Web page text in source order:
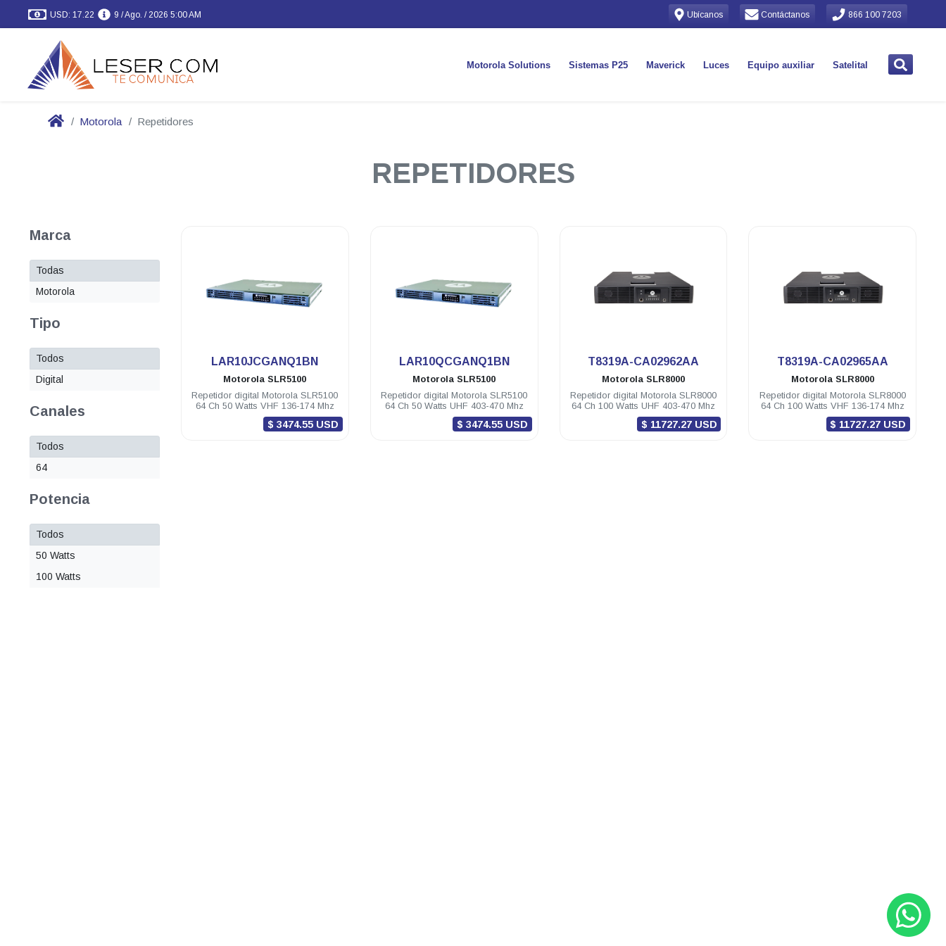
USD: 17.22 9 / Ago. / 2026 5:00 AM Ubícanos Contáctanos 866 100 7203
Motorola Solutions Sistemas P25 Maverick Luces Equipo auxiliar Satelital
Motorola Repetidores
REPETIDORES
Marca
Todas
Motorola
Tipo
Todos
Digital
Canales
Todos
64
Potencia
Todos
50 Watts
100 Watts
LAR10JCGANQ1BN
MotorolaSLR5100
Repetidor digital Motorola SLR5100
64 Ch 50 Watts VHF 136-174 Mhz
$ 3474.55 USD
LAR10QCGANQ1BN
MotorolaSLR5100
Repetidor digital Motorola SLR5100
64 Ch 50 Watts UHF 403-470 Mhz
$ 3474.55 USD
T8319A-CA02962AA
Motorola SLR8000
Repetidor digital Motorola SLR8000
64 Ch 100 Watts UHF 403-470 Mhz
$ 11727.27 USD
T8319A-CA02965AA
Motorola SLR8000
Repetidor digital Motorola SLR8000
64 Ch 100 Watts VHF 136-174 Mhz
$ 11727.27 USD